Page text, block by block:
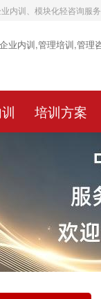
内训、模块化轻咨询服务
培训方案